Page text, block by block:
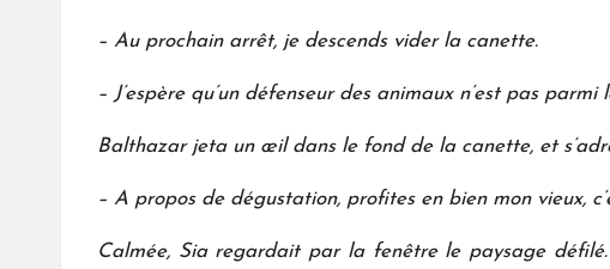
– Au prochain arrêt, je descends vider la canette.
– J’espère qu’un défenseur des animaux n’est pas
Balthazar jeta un œil dans le fond de la canette, et
– A propos de dégustation, profites en bien mon vieux,
Calmée, Sia regardait par la fenêtre le paysage